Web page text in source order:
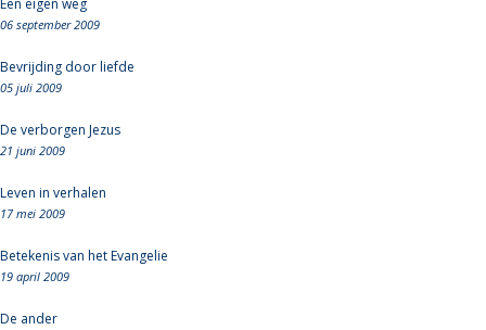
Een eigen weg
06 september 2009
Bevrijding door liefde
05 juli 2009
De verborgen Jezus
21 juni 2009
Leven in verhalen
17 mei 2009
Betekenis van het Evangelie
19 april 2009
De ander